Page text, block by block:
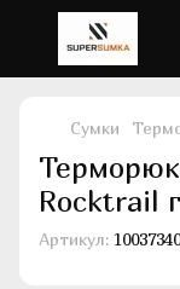
Сумки
Rocktrail
Артикул: